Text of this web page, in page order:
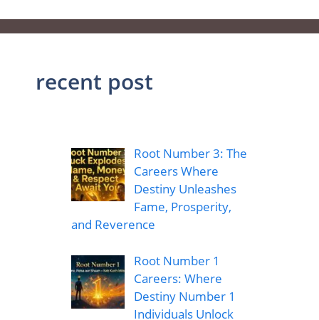
recent post
Root Number 3: The
Careers Where
Destiny Unleashes
Fame, Prosperity,
and Reverence
Root Number 1
Careers: Where
Destiny Number 1
Individuals Unlock